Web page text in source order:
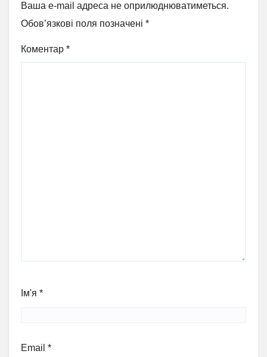
Ваша e-mail адреса не оприлюднюватиметься.
Обов’язкові поля позначені *
Коментар *
Ім'я *
Email *